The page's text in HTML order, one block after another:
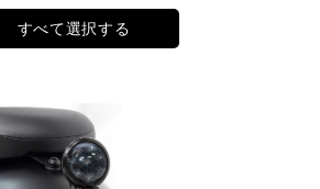
すべて選択する